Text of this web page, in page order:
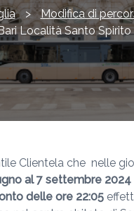
> Modifica di
Località Santo Spirito
Clientela che nelle
al 7 settembre 2024
delle ore 22:05